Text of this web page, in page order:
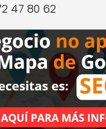
47 80 62